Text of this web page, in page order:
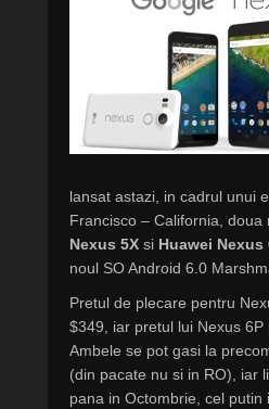
lansat astazi, in cadrul unui
Francisco – California, doua
Nexus 5X si Huawei Nexus
noul SO Android 6.0
Pretul de plecare pentru
$349, iar pretul lui Nexus 6P
Ambele se pot gasi la
(din pacate nu si in RO), iar
pana in Octombrie, cel putin